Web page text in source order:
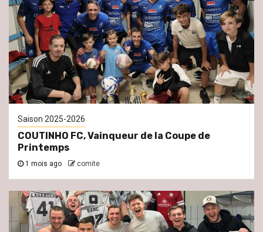
Saison 2025-2026
COUTINHO FC, Vainqueur de la Coupe de
Printemps
1 mois ago comite